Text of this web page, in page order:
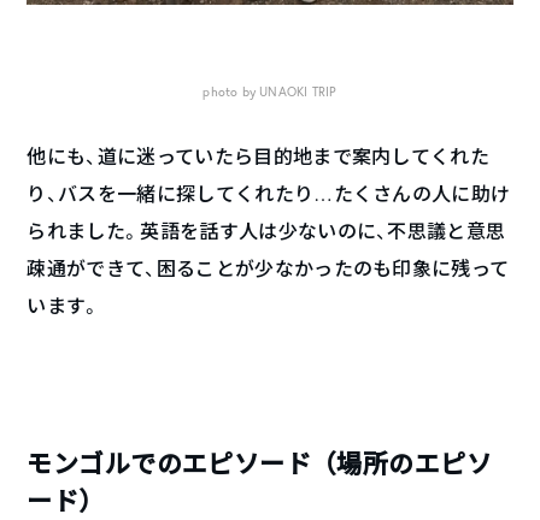
photo by UNAOKI TRIP
他にも、道に迷っていたら目的地まで案内してくれた
り、バスを一緒に探してくれたり…たくさんの人に助け
られました。英語を話す人は少ないのに、不思議と意思
疎通ができて、困ることが少なかったのも印象に残って
います。
モンゴルでのエピソード（場所のエピソ
ード）